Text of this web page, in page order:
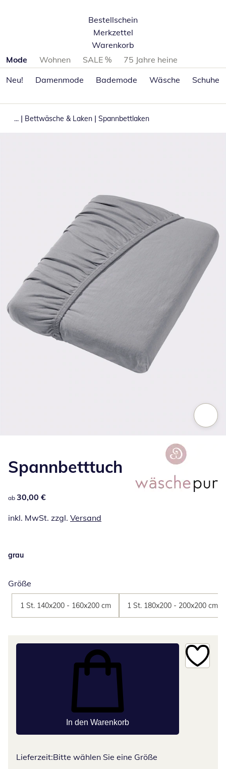
Bestellschein
Merkzettel
Warenkorb
Produktkategorien überspringen
Mode Wohnen SALE %
75 Jahre heine
Neu!
Damenmode Bademode Wäsche Schuhe
... | Bettwäsche & Laken | Spannbettlaken
Spannbetttuch
30,00 €
ab 30,00 €
inkl. MwSt. zzgl. Versand
grau
Größe
1 St. 140x200 - 160x200 cm 1 St. 180x200 - 200x200 cm
In den Warenkorb
Lieferzeit:Bitte wählen Sie eine Größe